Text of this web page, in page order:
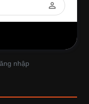
perm_identity
nhập